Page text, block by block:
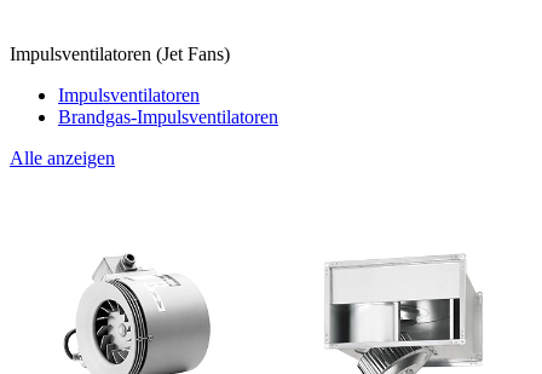
Impulsventilatoren (Jet Fans)
Impulsventilatoren
Brandgas-Impulsventilatoren
Alle anzeigen